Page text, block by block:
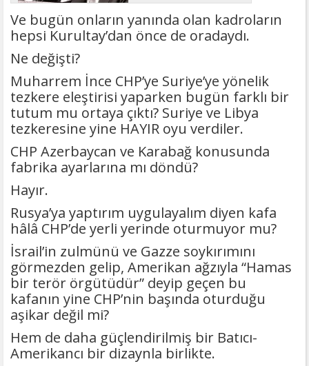
başvuruyor
Ve bugün onların yanında olan kadroların
hepsi Kurultay’dan önce de oradaydı.
Ne değişti?
Muharrem İnce CHP’ye Suriye’ye yönelik
tezkere eleştirisi yaparken bugün farklı bir
tutum mu ortaya çıktı? Suriye ve Libya
tezkeresine yine HAYIR oyu verdiler.
CHP Azerbaycan ve Karabağ konusunda
fabrika ayarlarına mı döndü?
Hayır.
Rusya’ya yaptırım uygulayalım diyen kafa
hâlâ CHP’de yerli yerinde oturmuyor mu?
İsrail’in zulmünü ve Gazze soykırımını
görmezden gelip, Amerikan ağzıyla “Hamas
bir terör örgütüdür” deyip geçen bu
kafanın yine CHP’nin başında oturduğu
aşikar değil mi?
Hem de daha güçlendirilmiş bir Batıcı-
Amerikancı bir dizaynla birlikte.